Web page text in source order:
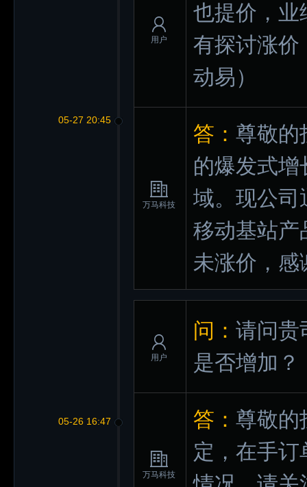
05-27 20:45
用户
也提价，业
有探讨涨价
动易）
万马科技
答： 尊敬的
的爆发式
域。现公司
移动基站产
未涨价，感
05-26 16:47
用户
问： 请问贵
是否增加？
万马科技
答： 尊敬的
定，在手